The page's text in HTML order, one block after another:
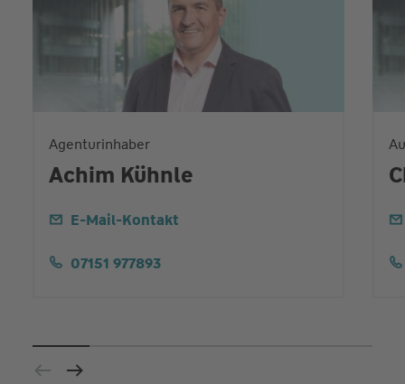
Agenturinhaber
Achim Kühnle
E-Mail-Kontakt
07151 977893